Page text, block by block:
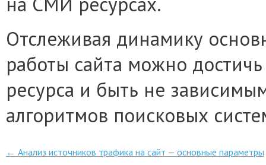
Отслеживая динамику
работы сайта можно
ресурса и быть не
алгоритмов поисковых
Post navigation
← Анализ источников трафика на сайт — основные параметры